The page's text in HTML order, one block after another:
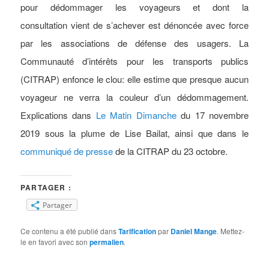
pour dédommager les voyageurs et dont la
consultation vient de s’achever est dénoncée avec force
par les associations de défense des usagers. La
Communauté d’intérêts pour les transports publics
(CITRAP) enfonce le clou: elle estime que presque aucun
voyageur ne verra la couleur d’un dédommagement.
Explications dans Le Matin Dimanchedu 17 novembre
2019 sous la plume de Lise Bailat, ainsi que dans le
communiqué de pressede la CITRAP du 23 octobre.
PARTAGER :
Partager
Ce contenu a été publié dansTarificationpar Daniel Mange. Mettez-
le en favori avec sonpermalien.